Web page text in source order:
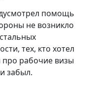
помощь
не возникло
тех, кто хотел
про рабочие визы
забыл.